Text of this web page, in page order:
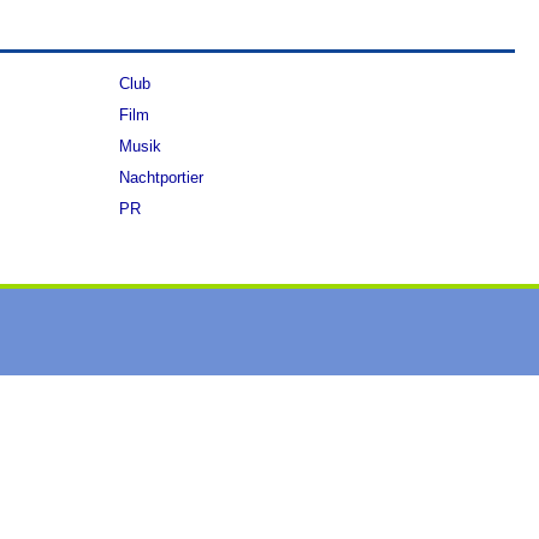
Club
Film
Musik
Nachtportier
PR